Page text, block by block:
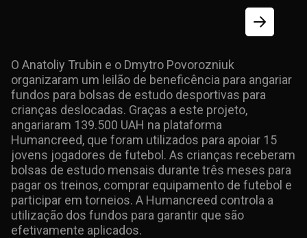
O Anatoliy Trubin e o Dmytro Povorozniuk
organizaram um leilão de beneficência para angariar
fundos para bolsas de estudo desportivas para
crianças deslocadas. Graças a este projeto,
angariaram 139.500 UAH na plataforma
Humancreed, que foram utilizados para apoiar 15
jovens jogadores de futebol. As crianças receberam
bolsas de estudo mensais durante três meses para
pagar os treinos, comprar equipamento de futebol e
participar em torneios. A Humancreed controla a
utilização dos fundos para garantir que são
efetivamente aplicados.